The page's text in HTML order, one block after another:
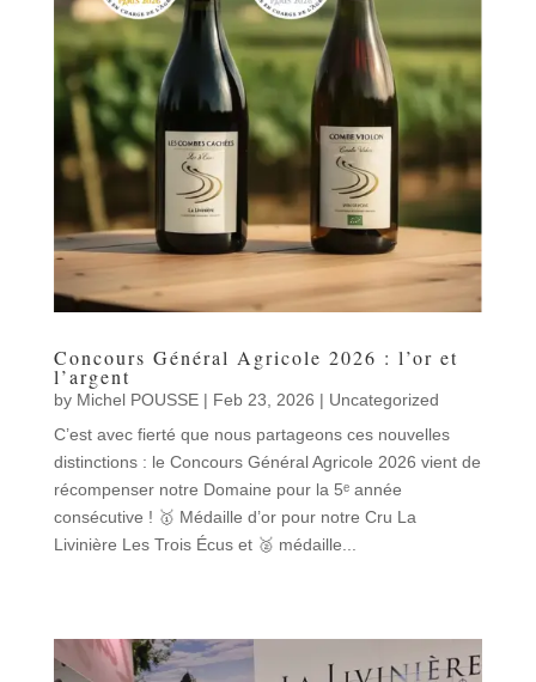
Concours Général Agricole 2026 : l’or et
l’argent
by Michel POUSSE| Feb 23, 2026 | Uncategorized
C’est avec fierté que nous partageons ces nouvelles
distinctions : le Concours Général Agricole 2026 vient de
récompenser notre Domaine pour la 5ᵉ année
consécutive ! 🥇 Médaille d’or pour notre Cru La
Livinière Les Trois Écus et 🥈 médaille...